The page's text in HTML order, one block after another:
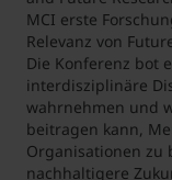
MCI erste
Relevanz von
Die Konferenz bot
interdisziplinäre
wahrnehmen und
beitragen kann,
Organisationen zu
nachhaltigere